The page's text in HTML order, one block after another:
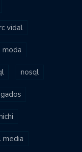
vidal
moda
nosql
media